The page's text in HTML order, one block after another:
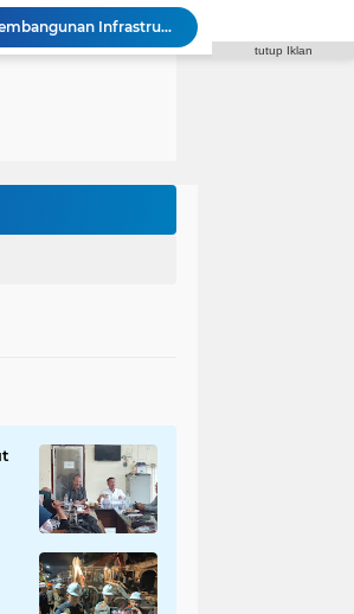
Fraksi Gerindra Desak Pemko Medan Percepat Pembangunan Infrastruktur Medan Utara
Syaiful Ramadhan: ASN Harus Siap Melayani Masyarakat Dalam Kondisi Apa Pun
tutup Iklan